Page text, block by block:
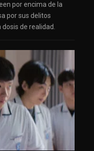
por encima de la
por sus delitos
de realidad.